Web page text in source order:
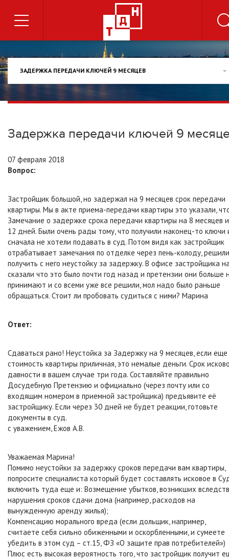
ЗАДЕРЖКА ПЕРЕДАЧИ КЛЮЧЕЙ 9 МЕСЯЦЕВ
Задержка передачи ключей 9
07 февраля 2018
Вопрос:
Застройщик большой, но задержал на 9 месяцев срок передачи
квартиры. Мы в акте приема-передачи квартиры это указали,
Замечание о задержке срока передачи квартиры на 8 месяцев и
12 дней. Были очень рады тому, что получили наконец-то ключи
сначала не хотели подавать в суд. Потом видя как застройщик
отрабатывает замечания по отделке через пень-колоду, решили
получить с него неустойку за задержку. В офисе застройщика
сказали что это было почти год назад и претензии они больше
принимают и со всеми уже все решили, мол надо было раньше
обращаться. Стоит ли пробовать судиться с ними? Марина
Ответ:
Сдаваться рано! Неустойка за Задержку на 9 месяцев, если
стоимость квартиры приличная, это немалые деньги. Срок
давности в вашем случае три года. Составляйте правильно
Досудебную Претензию и официально (через почту или со
входящим номером в приемной застройщика) предъявите её
застройщику. Если через 30 дней не будет реакции, готовьте
документы в суд.
с уважением, Ежов А.В.
Уважаемая Марина!
Помимо неустойки за задержку сроков передачи вам квартиры,
попросите специалиста который будет составлять исковое в
включить туда еще и: Возмещение убытков, возникших
нарушения сроков сдачи дома (например, расходов на
вынужденную аренду жилья);
Компенсацию морального вреда (если дольщик, например,
считаете себя сильно обиженными и оскорбленными, и сумеете
убедить в этом суд – ст.15, ФЗ «О защите прав потребителей»)
Плюс есть высокая вероятность того, что застройщик получит